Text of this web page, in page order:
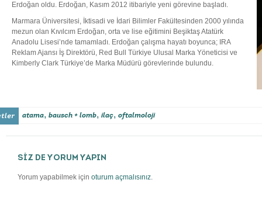
Erdoğan oldu. Erdoğan, Kasım 2012 itibariyle yeni görevine başladı.
Marmara Üniversitesi, İktisadi ve İdari Bilimler Fakültesinden 2000 yılında
mezun olan Kıvılcım Erdoğan, orta ve lise eğitimini Beşiktaş Atatürk
Anadolu Lisesi’nde tamamladı. Erdoğan çalışma hayatı boyunca; IRA
Reklam Ajansı İş Direktörü, Red Bull Türkiye Ulusal Marka Yöneticisi ve
Kimberly Clark Türkiye’de Marka Müdürü görevlerinde bulundu.
atama, bausch + lomb, ilaç, oftalmoloji
SİZ DE YORUM YAPIN
Yorum yapabilmek için oturum açmalısınız.